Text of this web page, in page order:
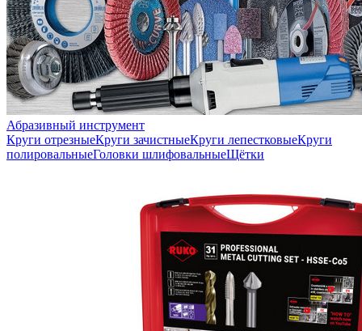
Абразивный инструмент
Круги отрезныеКруги зачистныеКруги лепестковыеКруги
полировальныеГоловки шлифовальныеЩётки